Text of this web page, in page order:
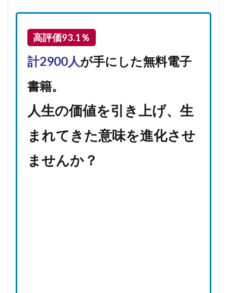
高評価93.1％
計2900人が手にした無料電子
書籍。
人生の価値を引き上げ、生
まれてきた意味を進化させ
ませんか？